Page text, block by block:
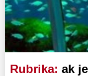
Zoznam blogov
Komerčné blogy
Rubrika: ak